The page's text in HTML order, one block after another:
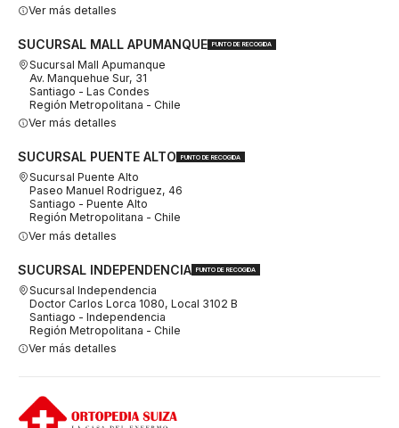
Ver más detalles
SUCURSAL MALL APUMANQUE PUNTO DE RECOGIDA
Sucursal Mall Apumanque
Av. Manquehue Sur, 31
Santiago - Las Condes
Región Metropolitana - Chile
Ver más detalles
SUCURSAL PUENTE ALTO PUNTO DE RECOGIDA
Sucursal Puente Alto
Paseo Manuel Rodriguez, 46
Santiago - Puente Alto
Región Metropolitana - Chile
Ver más detalles
SUCURSAL INDEPENDENCIA PUNTO DE RECOGIDA
Sucursal Independencia
Doctor Carlos Lorca 1080, Local 3102 B
Santiago - Independencia
Región Metropolitana - Chile
Ver más detalles